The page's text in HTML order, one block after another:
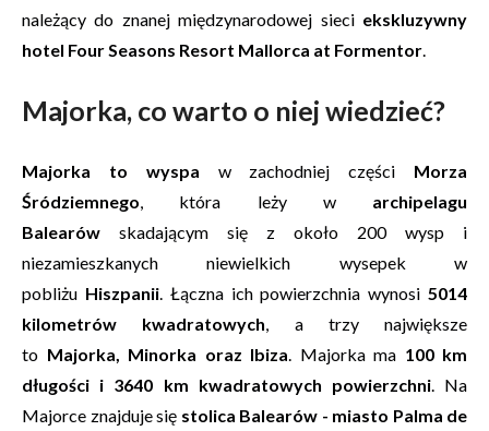
należący do znanej międzynarodowej sieci ekskluzywny
hotel Four Seasons Resort Mallorca at Formentor.
Majorka, co warto o niej wiedzieć?
Majorka to wyspa w zachodniej części Morza
Śródziemnego, która leży w archipelagu
Balearów skadającym się z około 200 wysp i
niezamieszkanych niewielkich wysepek w
pobliżu Hiszpanii. Łączna ich powierzchnia wynosi5014
kilometrów kwadratowych, a trzy największe
to Majorka, Minorka oraz Ibiza. Majorka ma 100 km
długości i 3640 km kwadratowych powierzchni. Na
Majorce znajduje się stolica Balearów - miasto Palma de